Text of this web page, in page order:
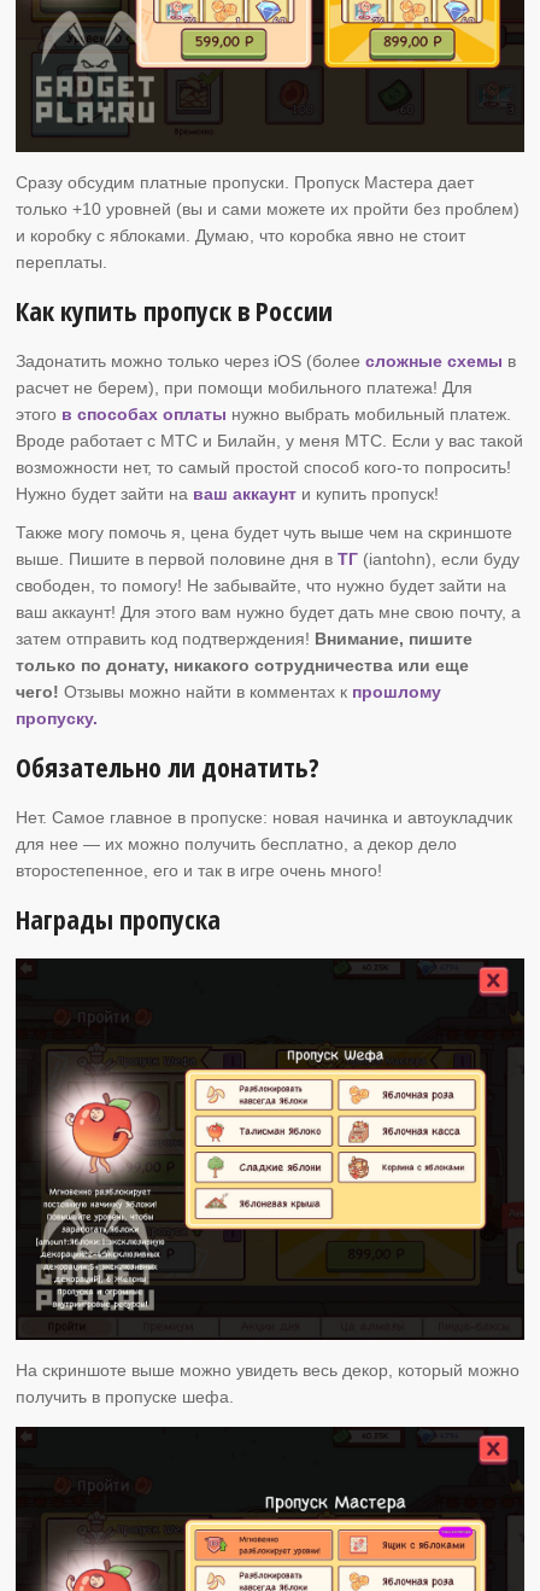
Сразу обсудим платные пропуски. Пропуск Мастера дает
только +10 уровней (вы и сами можете их пройти без проблем)
и коробку с яблоками. Думаю, что коробка явно не стоит
переплаты.
Как купить пропуск в России
Задонатить можно только через iOS (болеесложные схемы в
расчет не берем), при помощи мобильного платежа! Для
этого в способах оплаты нужно выбрать мобильный платеж.
Вроде работает с МТС и Билайн, у меня МТС. Если у вас такой
возможности нет, то самый простой способ кого-то попросить!
Нужно будет зайти на ваш аккаунт и купить пропуск!
Также могу помочь я, цена будет чуть выше чем на скриншоте
выше. Пишите в первой половине дня вТГ (iantohn), если буду
свободен, то помогу! Не забывайте, что нужно будет зайти на
ваш аккаунт! Для этого вам нужно будет дать мне свою почту, а
затем отправить код подтверждения! Внимание, пишите
только по донату, никакого сотрудничества или еще
чего!Отзывы можно найти в комментах к прошлому
пропуску.
Обязательно ли донатить?
Нет. Самое главное в пропуске: новая начинка и автоукладчик
для нее — их можно получить бесплатно, а декор дело
второстепенное, его и так в игре очень много!
Награды пропуска
На скриншоте выше можно увидеть весь декор, который можно
получить в пропуске шефа.